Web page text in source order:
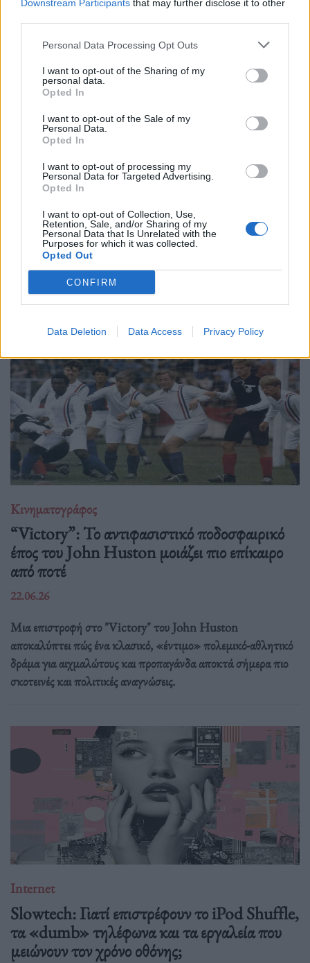
Downstream Participants that may further disclose it to other
Personal Data Processing Opt Outs
I want to opt-out of the Sharing of my
personal data.
Opted In
I want to opt-out of the Sale of my
Personal Data.
Opted In
I want to opt-out of processing my
Personal Data for Targeted Advertising.
Opted In
I want to opt-out of Collection, Use,
Retention, Sale, and/or Sharing of my
Personal Data that Is Unrelated with the
Purposes for which it was collected.
Opted Out
CONFIRM
Data Deletion Data Access Privacy Policy
Κινηματογράφος
The Blair Witch Project επιστρέφει στους
κινηματογράφους με νέα ταινία το 2027
01.07.26
Όλα όσα γνωρίζουμε για τη νέα εκδοχή του The Blair Witch
Project από τη Lionsgate: ημερομηνία
Κινηματογράφος
“Victory”: Το αντιφασιστικό ποδοσφαιρικό
έπος του John Huston μοιάζει πιο επίκαιρο
από ποτέ
22.06.26
Μια επιστροφή στο "Victory" του John Huston
αποκαλύπτει πώς ένα κλασικό, «έντιμο» πολεμικό-αθλητικό
δράμα για αιχμαλώτους και προπαγάνδα αποκτά σήμερα πιο
σκοτεινές και πολιτικές αναγνώσεις.
Internet
Slowtech: Γιατί επιστρέφουν το iPod Shuffle,
τα «dumb» τηλέφωνα και τα εργαλεία που
μειώνουν τον χρόνο οθόνης;